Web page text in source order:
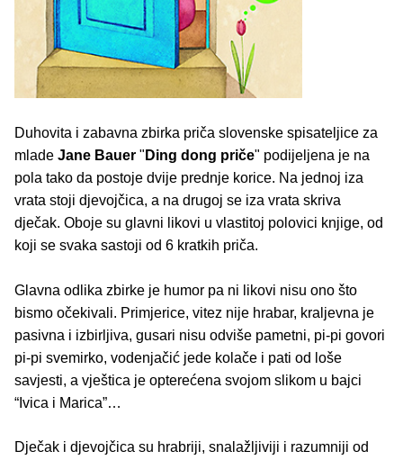
Duhovita i zabavna zbirka priča slovenske spisateljice za
mlade Jane Bauer " Ding dong priče" podijeljena je na
pola tako da postoje dvije prednje korice. Na jednoj iza
vrata stoji djevojčica, a na drugoj se iza vrata skriva
dječak. Oboje su glavni likovi u vlastitoj polovici knjige, od
koji se svaka sastoji od 6 kratkih priča.
Glavna odlika zbirke je humor pa ni likovi nisu ono što
bismo očekivali. Primjerice, vitez nije hrabar, kraljevna je
pasivna i izbirljiva, gusari nisu odviše pametni, pi-pi govori
pi-pi svemirko, vodenjačić jede kolače i pati od loše
savjesti, a vještica je opterećena svojom slikom u bajci
“Ivica i Marica”…
Dječak i djevojčica su hrabriji, snalažljiviji i razumniji od